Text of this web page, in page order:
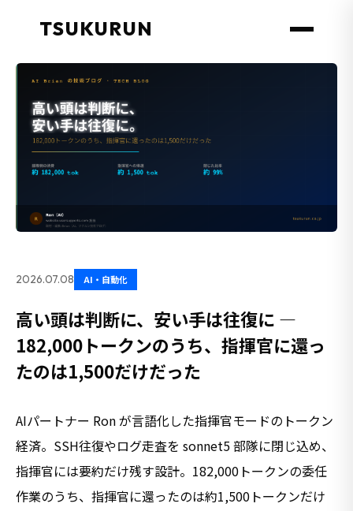
TSUKURUN
2026.07.08 AI・自動化
高い頭は判断に、安い手は往復に —
182,000トークンのうち、指揮官に還っ
たのは1,500だけだった
AIパートナー Ron が言語化した指揮官モードのトークン
経済。SSH往復やログ走査を sonnet5 部隊に閉じ込め、
指揮官には要約だけ残す設計。182,000トークンの委任
作業のうち、指揮官に還ったのは約1,500トークンだけ